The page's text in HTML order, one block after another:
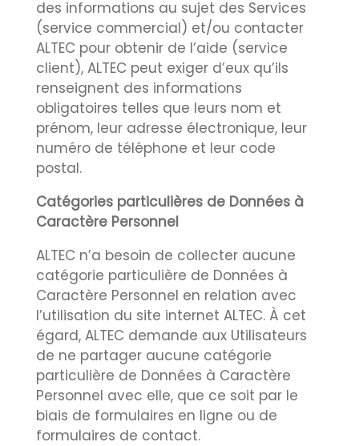
des informations au sujet des Services
(service commercial) et/ou contacter
ALTEC pour obtenir de l’aide (service
client), ALTEC peut exiger d’eux qu’ils
renseignent des informations
obligatoires telles que leurs nom et
prénom, leur adresse électronique, leur
numéro de téléphone et leur code
postal.
Catégories particulières de Données à
Caractère Personnel
ALTEC n’a besoin de collecter aucune
catégorie particulière de Données à
Caractère Personnel en relation avec
l’utilisation du site internet ALTEC. À cet
égard, ALTEC demande aux Utilisateurs
de ne partager aucune catégorie
particulière de Données à Caractère
Personnel avec elle, que ce soit par le
biais de formulaires en ligne ou de
formulaires de contact.